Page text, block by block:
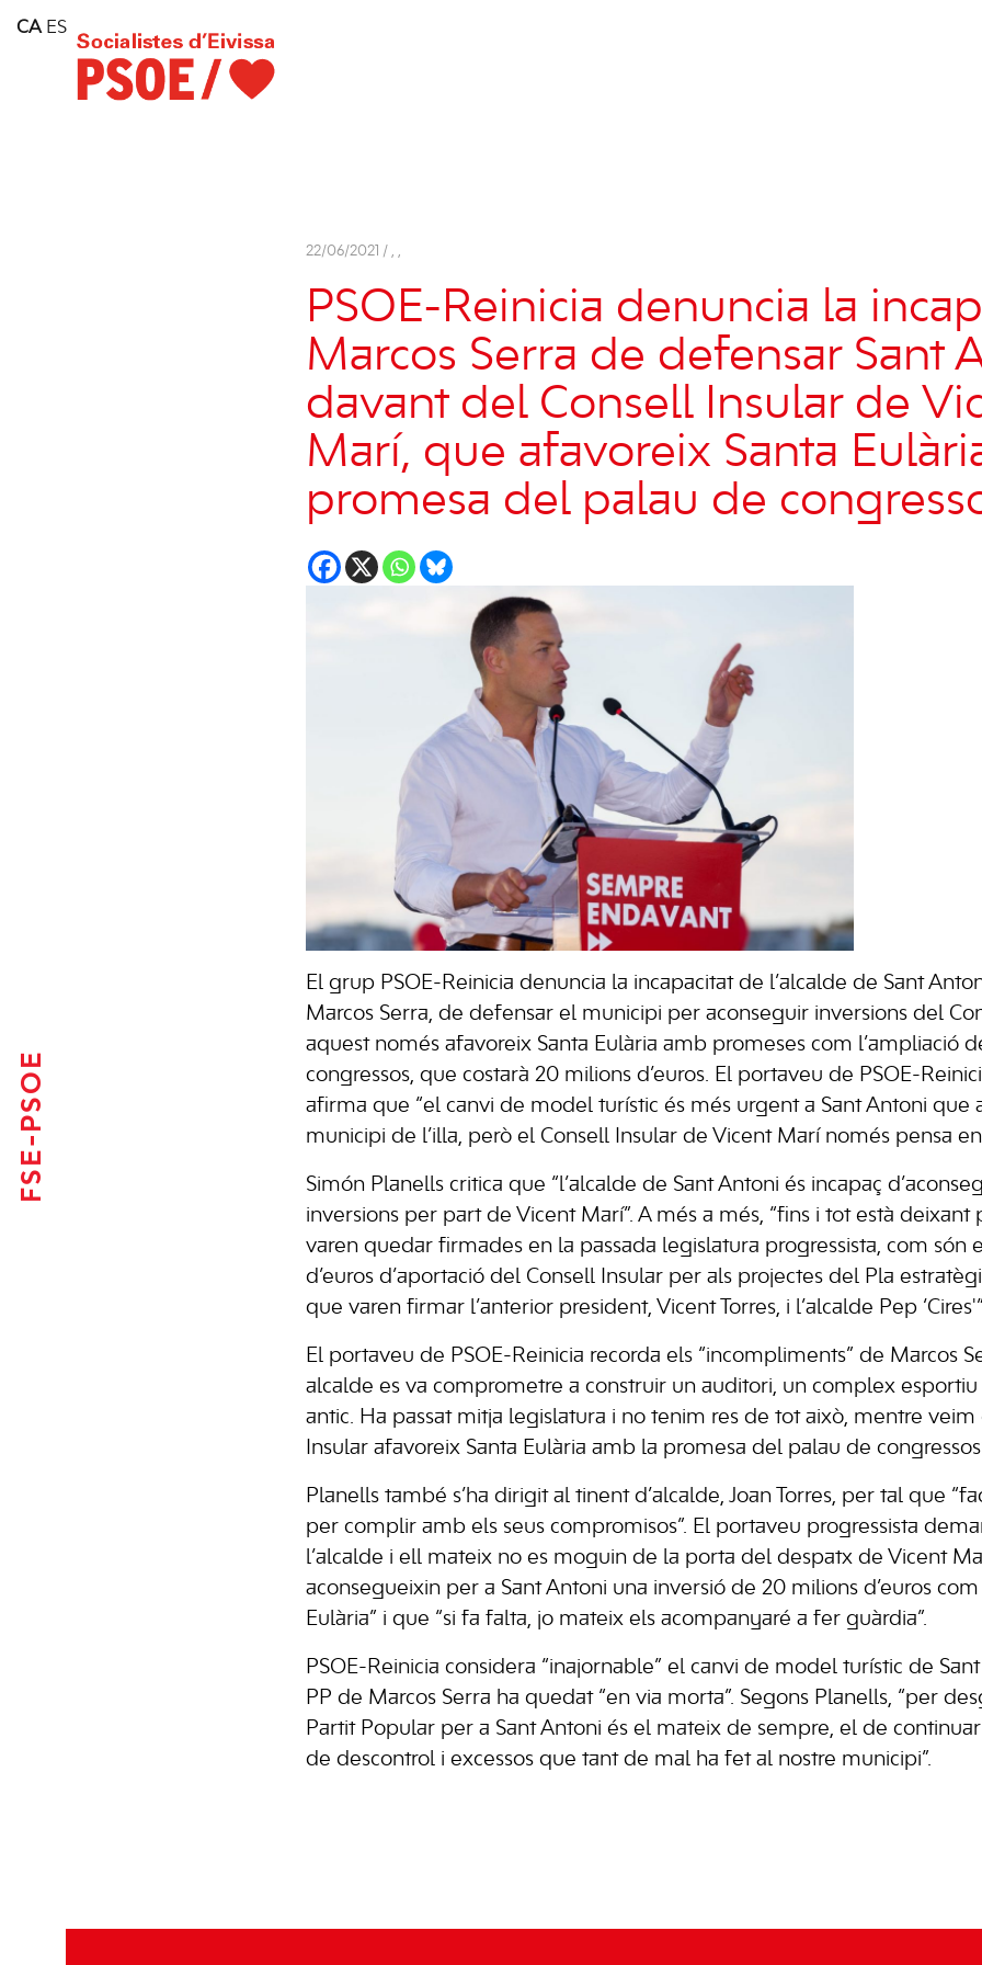
Consell Insular d'Eivissa
Services
FSE-PSOE
22/06/2021 / , ,
PSOE-Reinicia denuncia la
Marcos Serra de defensar Sant
davant del Consell Insular de
Marí, que afavoreix Santa
promesa del palau de
El grup PSOE-Reinicia denuncia la incapacitat de l’alcalde de Sant
Marcos Serra, de defensar el municipi per aconseguir inversions del
aquest només afavoreix Santa Eulària amb promeses com l’ampliació
congressos, que costarà 20 milions d’euros. El portaveu de PSOE-
afirma que “el canvi de model turístic és més urgent a Sant Antoni que
municipi de l’illa, però el Consell Insular de Vicent Marí només pensa en
Simón Planells critica que “l’alcalde de Sant Antoni és incapaç
inversions per part de Vicent Marí”. A més a més, “fins i tot està deixant
varen quedar firmades en la passada legislatura progressista, com són
d’euros d’aportació del Consell Insular per als projectes del Pla
que varen firmar l’anterior president, Vicent Torres, i l’alcalde Pep
El portaveu de PSOE-Reinicia recorda els “incompliments” de Marcos
alcalde es va comprometre a construir un auditori, un complex
antic. Ha passat mitja legislatura i no tenim res de tot això, mentre veim
Insular afavoreix Santa Eulària amb la promesa del palau de
Planells també s’ha dirigit al tinent d’alcalde, Joan Torres, per tal que
per complir amb els seus compromisos”. El portaveu progressista
l’alcalde i ell mateix no es moguin de la porta del despatx de Vicent
aconsegueixin per a Sant Antoni una inversió de 20 milions d’euros
Eulària” i que “si fa falta, jo mateix els acompanyaré a fer guàrdia”.
PSOE-Reinicia considera “inajornable” el canvi de model turístic de
PP de Marcos Serra ha quedat “en via morta”. Segons Planells, “per
Partit Popular per a Sant Antoni és el mateix de sempre, el de
de descontrol i excessos que tant de mal ha fet al nostre municipi”.
CA ES